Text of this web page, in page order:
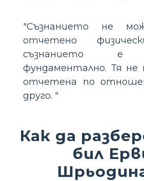
"Съзнанието не
отчетено
съзнанието е
фундаментално. Тя не
отчетена по
друго. "
Как да
бил